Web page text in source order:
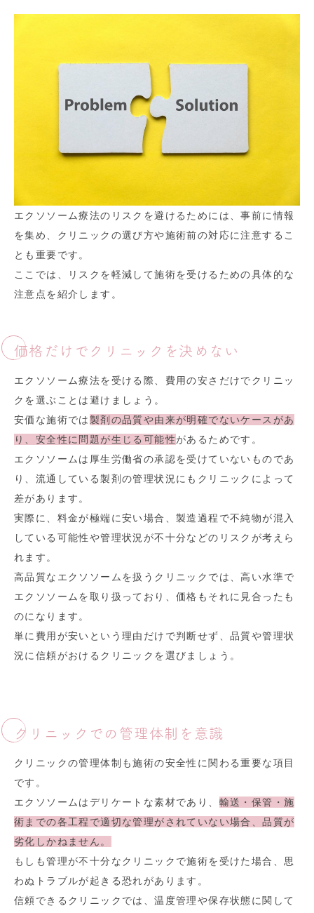
エクソソーム療法のリスクを避けるためには、事前に情報
を集め、クリニックの選び方や施術前の対応に注意するこ
とも重要です。
ここでは、リスクを軽減して施術を受けるための具体的な
注意点を紹介します。
価格だけでクリニックを決めない
エクソソーム療法を受ける際、費用の安さだけでクリニッ
クを選ぶことは避けましょう。
安価な施術では製剤の品質や由来が明確でないケースがあ
り、安全性に問題が生じる可能性があるためです。
エクソソームは厚生労働省の承認を受けていないものであ
り、流通している製剤の管理状況にもクリニックによって
差があります。
実際に、料金が極端に安い場合、製造過程で不純物が混入
している可能性や管理状況が不十分などのリスクが考えら
れます。
高品質なエクソソームを扱うクリニックでは、高い水準で
エクソソームを取り扱っており、価格もそれに見合ったも
のになります。
単に費用が安いという理由だけで判断せず、品質や管理状
況に信頼がおけるクリニックを選びましょう。
クリニックでの管理体制を意識
クリニックの管理体制も施術の安全性に関わる重要な項目
です。
エクソソームはデリケートな素材であり、 輸送・保管・施
術までの各工程で適切な管理がされていない場合、品質が
劣化しかねません。
もしも管理が不十分なクリニックで施術を受けた場合、思
わぬトラブルが起きる恐れがあります。
信頼できるクリニックでは、温度管理や保存状態に関して